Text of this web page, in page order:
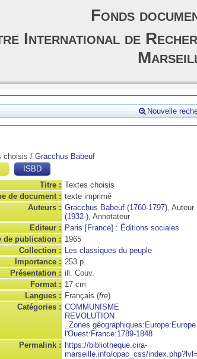
Nouvelle
choisis / Gracchus Babeuf
ISBD
Titre : Textes choisis
de document : texte imprimé
Auteurs : Gracchus Babeuf (1760-1797), Auteur
(1932-), Annotateur
Editeur : Paris [France] : Éditions sociales
de publication : 1965
Collection : Les classiques du peuple
Importance : 253 p.
Présentation : ill. Couv.
Format : 17 cm
Langues : Français (fre)
Catégories : COMMUNISME
REVOLUTION
_Zones
l'Ouest:France:1789-1848
Permalink : https://bibliotheque.cira-
marseille.info/opac_css/
Fonds
International de